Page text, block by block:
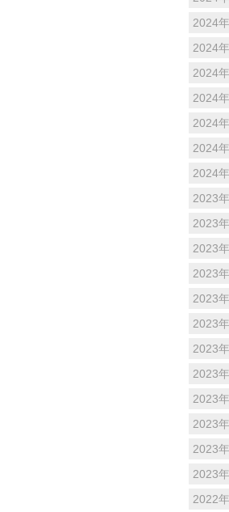
2024
2024
2024
2024
2024
2024
2024
2023
2023
2023
2023
2023
2023
2023
2023
2023
2023
2023
2023
2022